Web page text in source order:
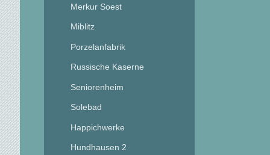
Merkur Soest
Miblitz
Porzelanfabrik
Russische Kaserne
Seniorenheim
Solebad
Happichwerke
Hundhausen 2